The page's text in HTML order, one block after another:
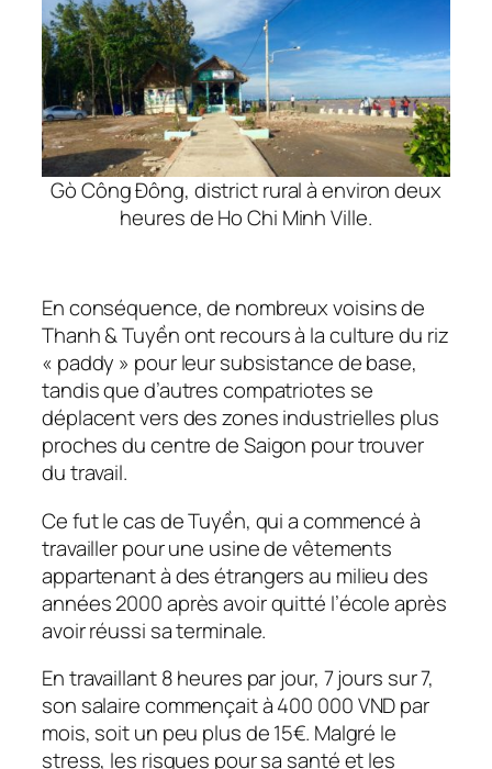
Gò Công Đông, district rural à environ deux
heures de Ho Chi Minh Ville.
En conséquence, de nombreux voisins de
Thanh & Tuyền ont recours à la culture du riz
« paddy » pour leur subsistance de base,
tandis que d’autres compatriotes se
déplacent vers des zones industrielles plus
proches du centre de Saigon pour trouver
du travail.
Ce fut le cas de Tuyền, qui a commencé à
travailler pour une usine de vêtements
appartenant à des étrangers au milieu des
années 2000 après avoir quitté l’école après
avoir réussi sa terminale.
En travaillant 8 heures par jour, 7 jours sur 7,
son salaire commençait à 400 000 VND par
mois, soit un peu plus de 15€. Malgré le
stress, les risques pour sa santé et les